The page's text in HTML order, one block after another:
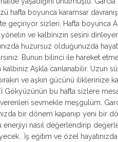
hafta boyunca karamsar
geçiriyor sizleri. Hafta boyunca
ve kalbinizin sesini
huzursuz olduğunuzda
Bunun bilinci ile hareket
kalbiniz Aşkla canlanabilir. Uzun
ve aşkın gücünü iliklerinize
Gökyüzünün bu hafta sizlere
sevmekle meşgulüm.
bir dönem kapanıp yeni bir
enerjiyi nasıl değerlendirip
İş eğitim ve özel